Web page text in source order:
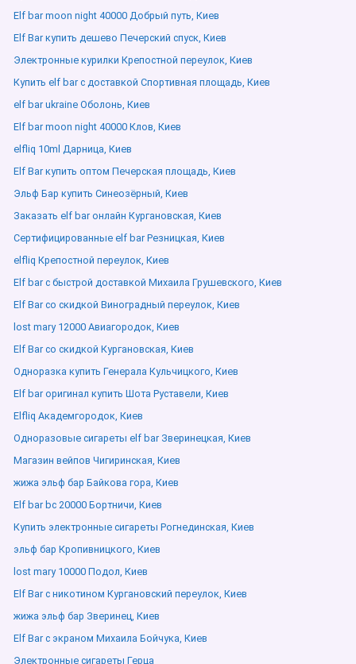
Elf bar moon night 40000 Добрый путь, Киев
Elf Bar купить дешево Печерский спуск, Киев
Электронные курилки Крепостной переулок, Киев
Купить elf bar с доставкой Спортивная площадь, Киев
elf bar ukraine Оболонь, Киев
Elf bar moon night 40000 Клов, Киев
elfliq 10ml Дарница, Киев
Elf Bar купить оптом Печерская площадь, Киев
Эльф Бар купить Синеозёрный, Киев
Заказать elf bar онлайн Кургановская, Киев
Сертифицированные elf bar Резницкая, Киев
elfliq Крепостной переулок, Киев
Elf bar с быстрой доставкой Михаила Грушевского, Киев
Elf Bar со скидкой Виноградный переулок, Киев
lost mary 12000 Авиагородок, Киев
Elf Bar со скидкой Кургановская, Киев
Одноразка купить Генерала Кульчицкого, Киев
Elf bar оригинал купить Шота Руставели, Киев
Elfliq Академгородок, Киев
Одноразовые сигареты elf bar Зверинецкая, Киев
Магазин вейпов Чигиринская, Киев
жижа эльф бар Байкова гора, Киев
Elf bar bc 20000 Бортничи, Киев
Купить электронные сигареты Рогнединская, Киев
эльф бар Кропивницкого, Киев
lost mary 10000 Подол, Киев
Elf Bar с никотином Кургановский переулок, Киев
жижа эльф бар Зверинец, Киев
Elf Bar с экраном Михаила Бойчука, Киев
Электронные сигареты Герца